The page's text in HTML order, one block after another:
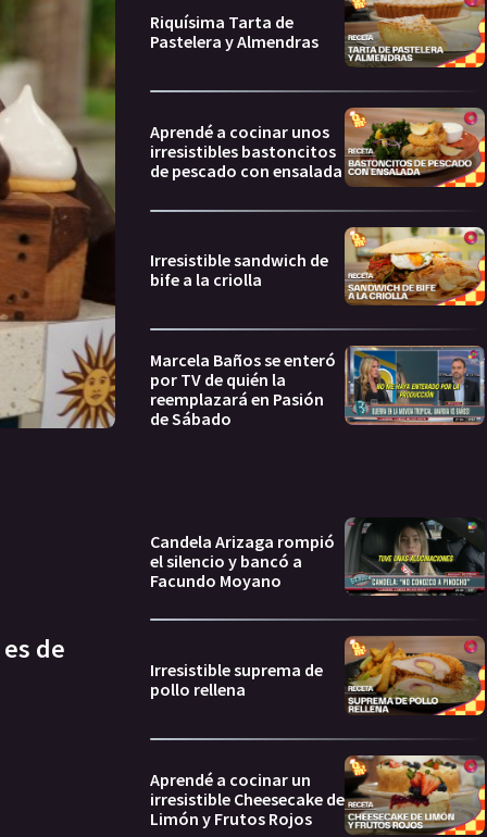
de
Riquísima Tarta de
Pastelera y Almendras
Aprendé a cocinar unos
irresistibles bastoncitos
de pescado con ensalada
Irresistible sandwich de
bife a la criolla
Marcela Baños se enteró
por TV de quién la
reemplazará en Pasión
de Sábado
Candela Arizaga rompió
el silencio y bancó a
Facundo Moyano
Irresistible suprema de
pollo rellena
Aprendé a cocinar un
irresistible Cheesecake de
Limón y Frutos Rojos